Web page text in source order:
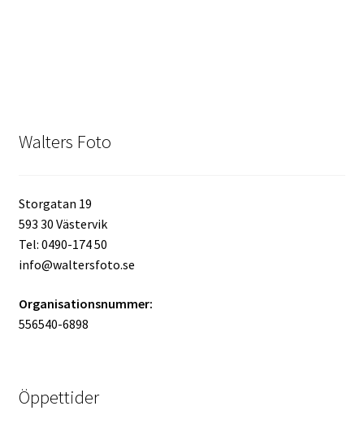
Minneskort
Förvaring
Kortläsare
Batterier för Canon
Batterier övriga
Walters Foto
Storgatan 19
593 30 Västervik
Tel: 0490-174 50
info@waltersfoto.se
Organisationsnummer:
556540-6898
Öppettider